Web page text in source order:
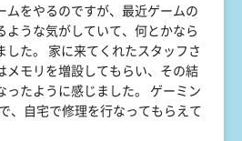
ムをやるのですが、最近ゲームの
ような気がしていて、何とかなら
した。 家に来てくれたスタッフさ
メモリを増設してもらい、その結
ったように感じました。 ゲーミン
、自宅で修理を行なってもらえて